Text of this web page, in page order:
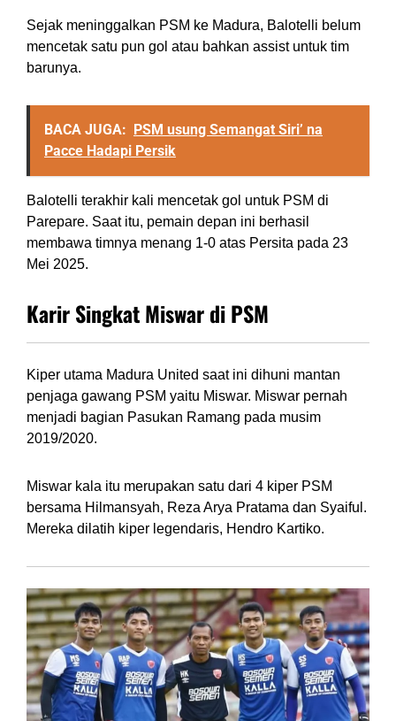
Sejak meninggalkan PSM ke Madura, Balotelli belum
mencetak satu pun gol atau bahkan assist untuk tim
barunya.
BACA JUGA: PSM usung Semangat Siri’ na
Pacce Hadapi Persik
Balotelli terakhir kali mencetak gol untuk PSM di
Parepare. Saat itu, pemain depan ini berhasil
membawa timnya menang 1-0 atas Persita pada 23
Mei 2025.
Karir Singkat Miswar di PSM
Kiper utama Madura United saat ini dihuni mantan
penjaga gawang PSM yaitu Miswar. Miswar pernah
menjadi bagian Pasukan Ramang pada musim
2019/2020.
Miswar kala itu merupakan satu dari 4 kiper PSM
bersama Hilmansyah, Reza Arya Pratama dan Syaiful.
Mereka dilatih kiper legendaris, Hendro Kartiko.